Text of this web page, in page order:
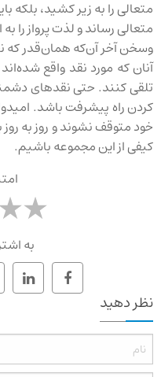
متعالی را به زیر کشید،
متعالی رساند و لذت پرواز را
وسخن آخر آن‌که همان‌قدر که
آنان که مورد نقد واقع
تلقی کنند. حتی نقدهای
کردن راه پیشرفت باشد.
خود متوقف نشوند و روز به
کیفی از این مجموعه باشیم.
به
نظر دهید